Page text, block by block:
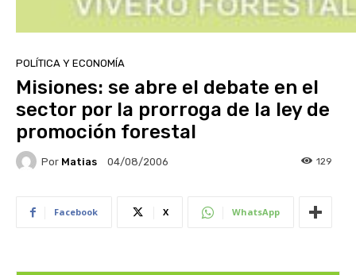
POLÍTICA Y ECONOMÍA
Misiones: se abre el debate en el
sector por la prorroga de la ley de
promoción forestal
Por Matias 04/08/2006 129
Facebook X WhatsApp